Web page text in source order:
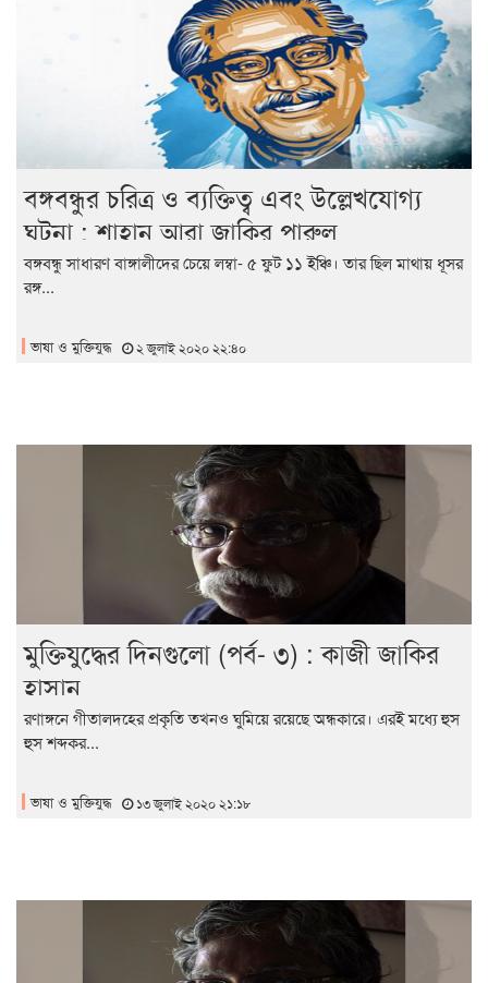
বঙ্গবন্ধুর চরিত্র ও ব্যক্তিত্ব এবং উল্লেখযোগ্য
ঘটনা : শাহান আরা জাকির পারুল
বঙ্গবন্ধু সাধারণ বাঙ্গালীদের চেয়ে লম্বা- ৫ ফুট ১১ ইঞ্চি। তার ছিল মাথায় ধূসর
রঙ্গ...
ভাষা ও মুক্তিযুদ্ধ ২ জুলাই ২০২০ ২২:৪০
মুক্তিযুদ্ধের দিনগুলো (পর্ব- ৩) : কাজী জাকির
হাসান
রণাঙ্গনে গীতালদহের প্রকৃতি তখনও ঘুমিয়ে রয়েছে অন্ধকারে। এরই মধ্যে হুস
হুস শব্দকর...
ভাষা ও মুক্তিযুদ্ধ ১৩ জুলাই ২০২০ ২১:১৮